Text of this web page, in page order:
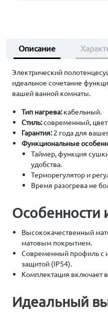
Описание
Электрический
идеальное сочетание
вашей ванной комнаты.
Тип нагрева:кабельный.
Стиль:современный, цвет
Гарантия:2 года для
Функциональные
Таймер, функция
удобства.
Терморегулятор и
Время разогрева не
Особенности
Высококачественный
матовым покрытием.
Современный профиль с
защитой (IP54).
Комплектация включает
Идеальный